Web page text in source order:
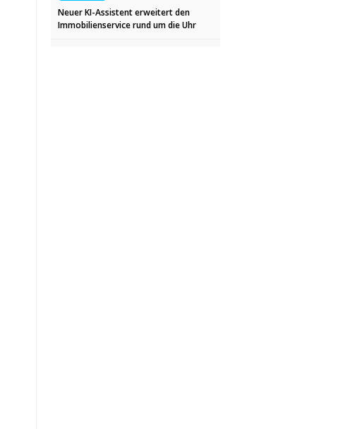
Neuer KI-Assistent erweitert den
Immobilienservice rund um die Uhr